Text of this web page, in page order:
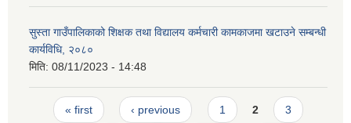
सुस्ता गाउँपालिकाको शिक्षक तथा विद्यालय कर्मचारी कामकाजमा खटाउने सम्बन्धी
कार्यविधि, २०८०
मिति: 08/11/2023 - 14:48
Pages
« first ‹ previous 1 2 3